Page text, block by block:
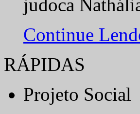
judoca
Continue
RÁPIDAS
Projeto Social